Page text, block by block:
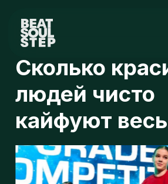
Сколько красивых
людей чисто
кайфуют весь день!